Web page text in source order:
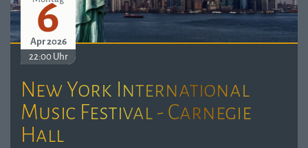
6
Apr 2026
22:00 Uhr
New York International
Music Festival - Carnegie
Hall